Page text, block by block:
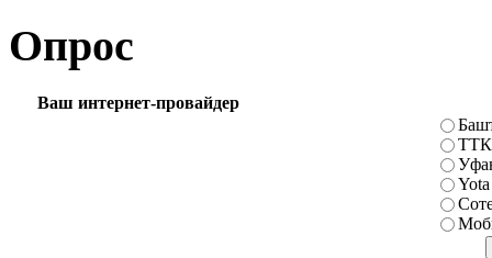
Опрос
Ваш интернет-провайдер
ТТК
Yota